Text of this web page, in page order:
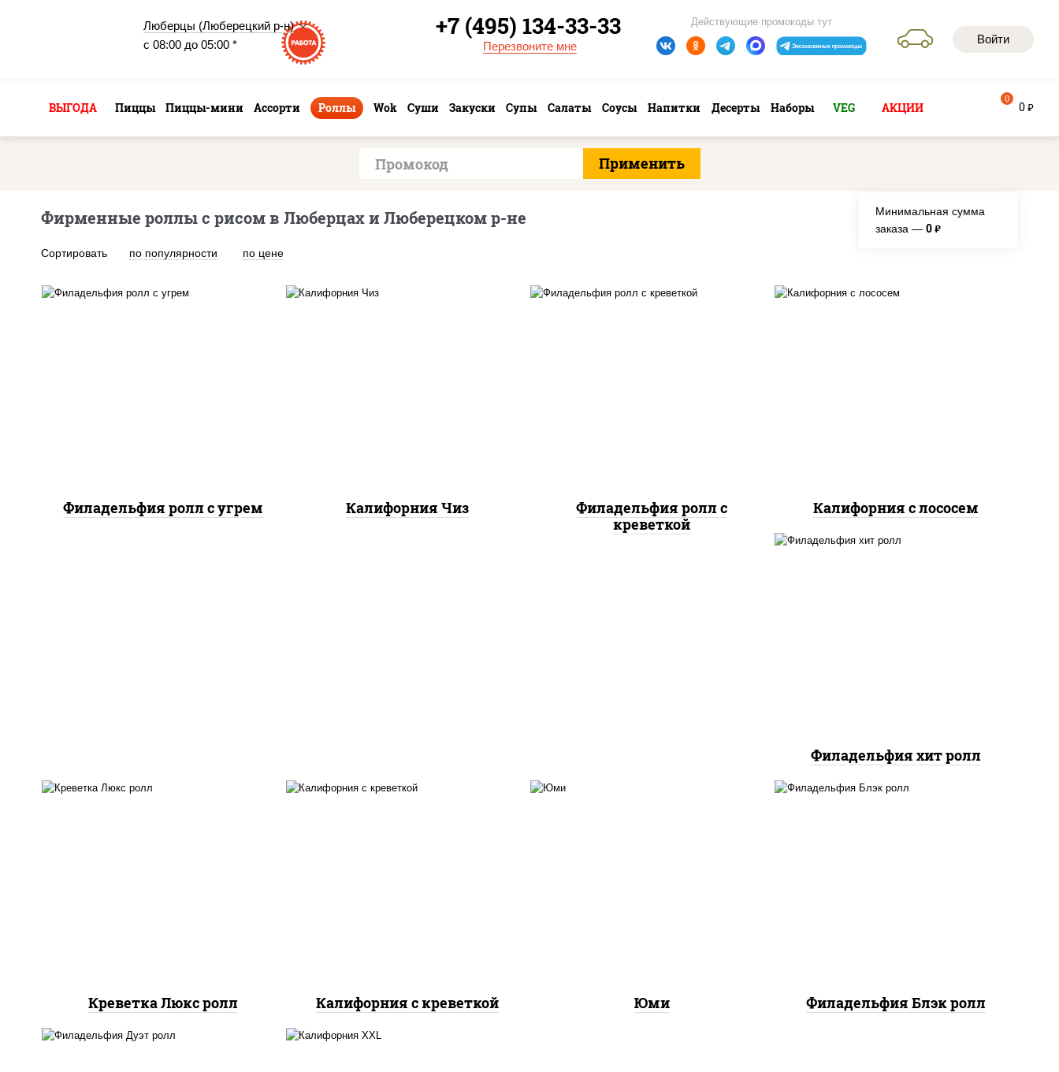
Люберцы (Люберецкий р-н)
с 08:00 до 05:00 *
Войти
Действующие промокоды тут
+7 (495) 134-33-33
Перезвоните мне
ВЫГОДА Пиццы Пиццы-мини Ассорти Роллы Wok Суши Закуски Супы Салаты Соусы Напитки Десерты Наборы VEG АКЦИИ 0 руб
0
Фирменные роллы с рисом в Люберцах и Люберецком р-не
Сортировать по популярности по цене
Минимальная сумма
заказа — 0 руб.
Филадельфия ролл с угрем Калифорния Чиз
Филадельфия ролл с
креветкой
Калифорния с лососем
Филадельфия хит ролл
Креветка Люкс ролл Калифорния с креветкой Юми Филадельфия Блэк ролл